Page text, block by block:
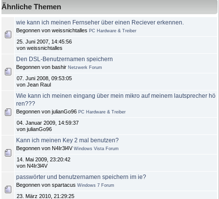
Ähnliche Themen
wie kann ich meinen Fernseher über einen Reciever erkennen.
Begonnen von weissnichtalles PC Hardware & Treiber
25. Juni 2007, 14:45:56
von weissnichtalles
Den DSL-Benutzernamen speichern
Begonnen von bashir Netzwerk Forum
07. Juni 2008, 09:53:05
von Jean Raul
Wie kann ich meinen eingang über mein mikro auf meinem lautsprecher hö
ren???
Begonnen von julianGo96 PC Hardware & Treiber
04. Januar 2009, 14:59:37
von julianGo96
Kann ich meinen Key 2 mal benutzen?
Begonnen von N4Ir3l4V Windows Vista Forum
14. Mai 2009, 23:20:42
von N4Ir3l4V
passwörter und benutzernamen speichern im ie?
Begonnen von spartacus Windows 7 Forum
23. März 2010, 21:29:25